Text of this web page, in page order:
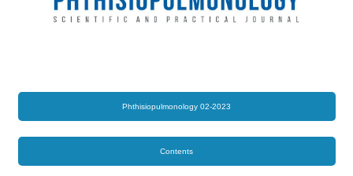
Phthisiopulmonology 02-2023
Contents